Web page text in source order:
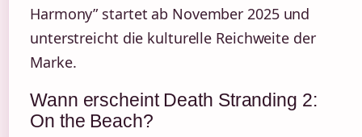
Harmony” startet ab November 2025 und
unterstreicht die kulturelle Reichweite der
Marke.
Wann erscheint Death Stranding 2:
On the Beach?